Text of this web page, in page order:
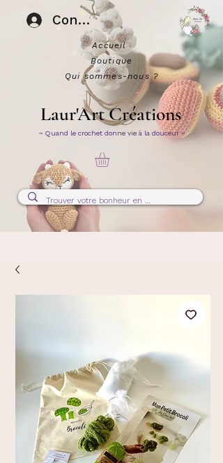
Connexion
Accueil
Boutique
Qui sommes-nous ?
Laur'Art Créations
~ Quand le crochet donne vie à la douceur ~